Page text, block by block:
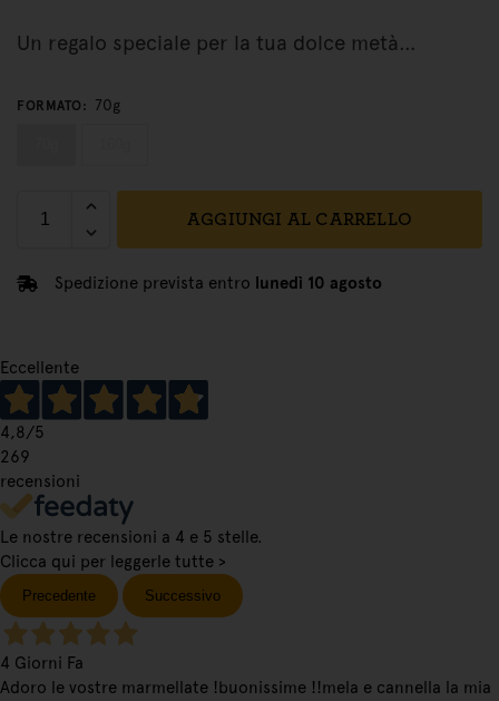
Un regalo speciale per la tua dolce metà…
FORMATO : 70g
AGGIUNGI AL CARRELLO
Spedizione prevista entro lunedì 10 agosto
Eccellente
4,8/5
269
recensioni
Le nostre recensioni a 4 e 5 stelle.
Clicca qui per leggerle tutte >
Precedente Successivo
4 Giorni Fa
Adoro le vostre marmellate !buonissime !!mela e cannella la mia